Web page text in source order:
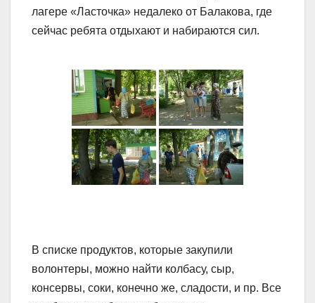
лагере «Ласточка» недалеко от Балакова, где
сейчас ребята отдыхают и набираются сил.
В списке продуктов, которые закупили
волонтеры, можно найти колбасу, сыр,
консервы, соки, конечно же, сладости, и пр. Все